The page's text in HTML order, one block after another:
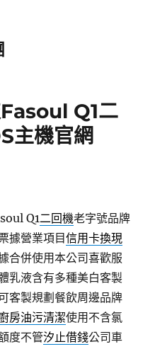
Q1二
主機官網
Q1二回機老字號品牌
據營業項目信用卡換現
合併使用本公司喜歡服
乳液含有多種美白客製
客製規劃餐飲周邊品牌
房油污清潔使用不含氯
度不管汐止借錢公司車